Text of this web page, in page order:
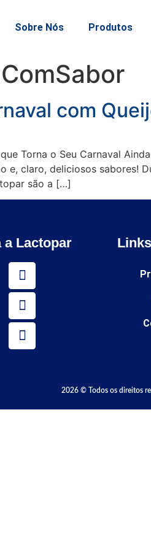
Sobre Nós Produtos
com
Torna o Seu Carnaval
e, claro, deliciosos sabores!
são a […]
a Lactopar
2026 © Todos os direitos